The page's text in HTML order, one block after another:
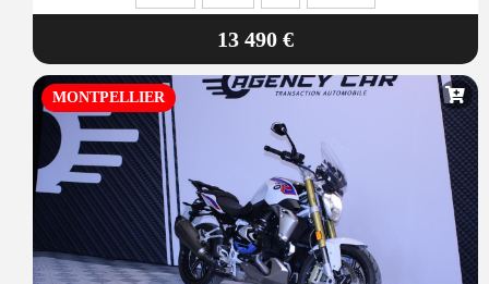
13 490 €
MONTPELLIER